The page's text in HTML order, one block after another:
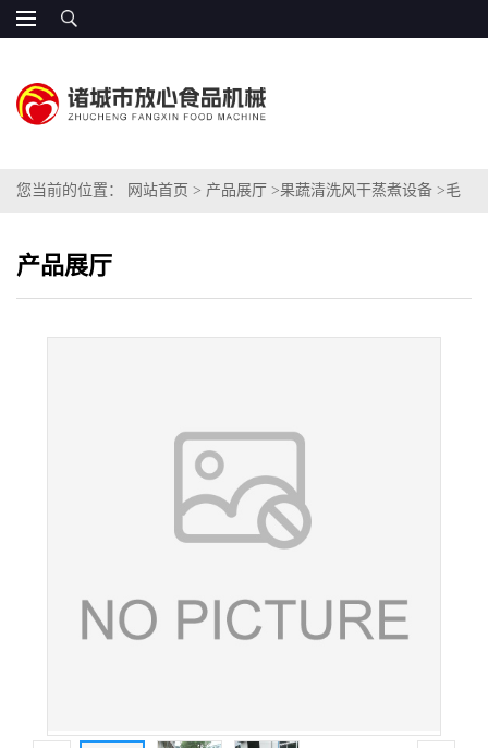
您当前的位置： 网站首页 > 产品展厅 >果蔬清洗风干蒸煮设备 >毛
产品展厅